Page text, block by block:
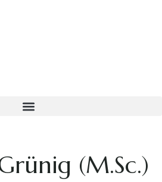
(M.Sc.)